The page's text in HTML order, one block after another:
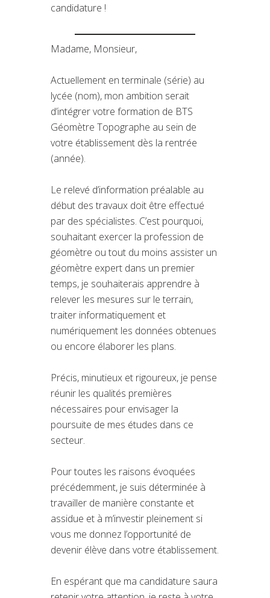
candidature !
Madame, Monsieur,
Actuellement en terminale (série) au
lycée (nom), mon ambition serait
d’intégrer votre formation de BTS
Géomètre Topographe au sein de
votre établissement dès la rentrée
(année).
Le relevé d’information préalable au
début des travaux doit être effectué
par des spécialistes. C’est pourquoi,
souhaitant exercer la profession de
géomètre ou tout du moins assister un
géomètre expert dans un premier
temps, je souhaiterais apprendre à
relever les mesures sur le terrain,
traiter informatiquement et
numériquement les données obtenues
ou encore élaborer les plans.
Précis, minutieux et rigoureux, je pense
réunir les qualités premières
nécessaires pour envisager la
poursuite de mes études dans ce
secteur.
Pour toutes les raisons évoquées
précédemment, je suis déterminée à
travailler de manière constante et
assidue et à m’investir pleinement si
vous me donnez l’opportunité de
devenir élève dans votre établissement.
En espérant que ma candidature saura